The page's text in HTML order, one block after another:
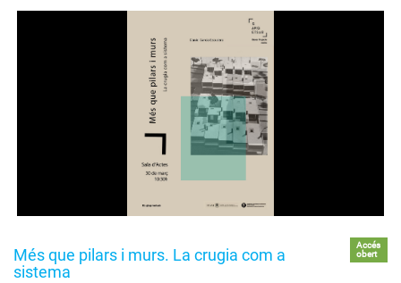
Més que pilars i murs. La crugia com a
sistema
Accés
obert